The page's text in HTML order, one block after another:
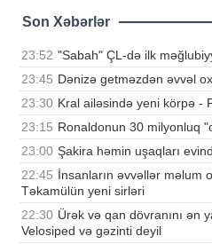
Son Xəbərlər
23:52 "Sabah" ÇL-də ilk
23:45 Dənizə getməzdən əvvəl
23:30 Kral ailəsində yeni körpə -
23:15 Ronaldonun 30 milyonluq
23:00 Şakira həmin uşaqları
22:45 İnsanların əvvəllər məlum
Təkamülün yeni sirləri
22:30 Ürək və qan dövranını ən
Velosiped və gəzinti deyil